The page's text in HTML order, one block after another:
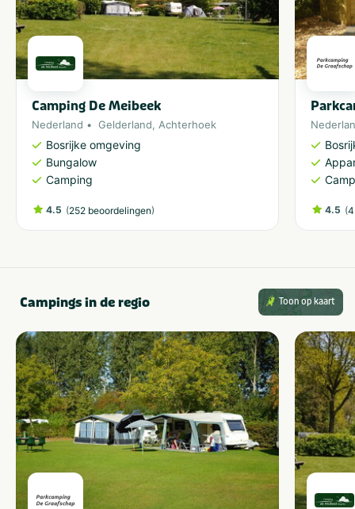
Camping De Meibeek
Nederland Gelderland, Achterhoek
Bosrijke omgeving
Bungalow
Camping
4.5 (252 beoordelingen) 4.5 (
Campings in de regio Toon op kaart